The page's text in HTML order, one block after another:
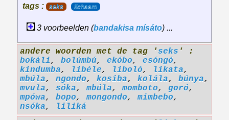
tags :
seks lichaam
3 voorbeelden (bandakisa mísáto) ...
andere woorden met de tag 'seks ' :
bokáli, bolúmbú, ekóbo, esóngó,
kindumba, libéle, liboló, likata,
mbúla, ngondo, kosiba, kolála, búnya,
mvula, sóka,mbúla,momboto, goró,
mpówa, bopo,mongondo,mimbebo,
nsóka,
liliká